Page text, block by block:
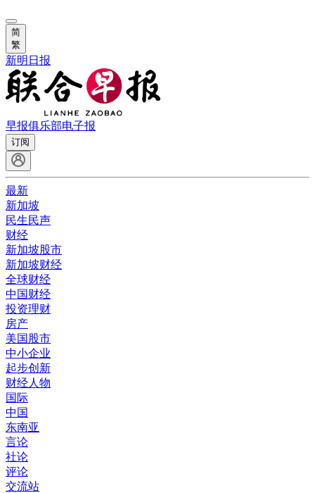
简
繁
新明日报
早报俱乐部电子报
订阅
最新
新加坡
民生民声
财经
新加坡股市
新加坡财经
全球财经
中国财经
投资理财
房产
美国股市
中小企业
起步创新
财经人物
国际
中国
东南亚
言论
社论
评论
交流站